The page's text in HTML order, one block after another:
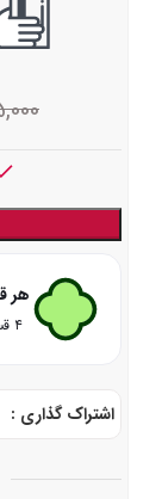
هر
۴ قسط ماهانه. بدون سود، چک و ضامن.
اشتراک گذاری :